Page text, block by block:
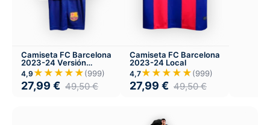
Camiseta FC Barcelona
2023-24 Versión
Infantil Local
4,9 ★★★★★(999)
27,99 € 49,50€
Camiseta FC Barcelona
2023-24 Local
4,7★★★★★(999)
27,99 € 49,50€